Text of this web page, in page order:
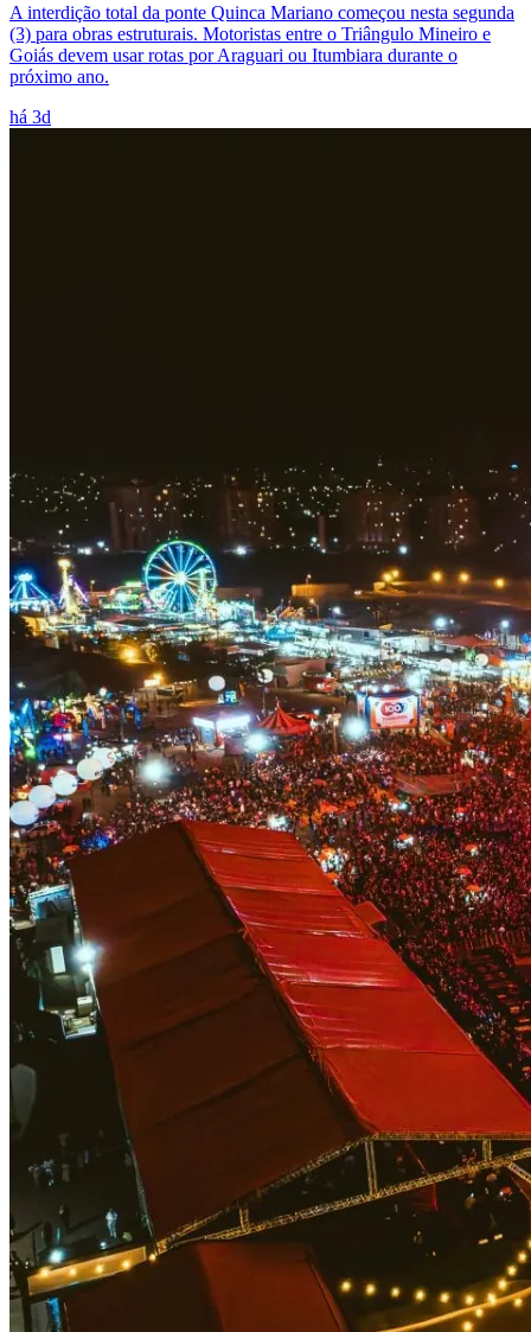
A interdição total da ponte Quinca Mariano começou nesta segunda
(3) para obras estruturais. Motoristas entre o Triângulo Mineiro e
Goiás devem usar rotas por Araguari ou Itumbiara durante o
próximo ano.
há 3d